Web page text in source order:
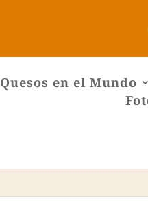
Quesos en el Mundo